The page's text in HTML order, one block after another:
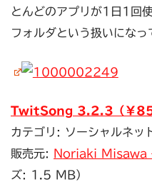
とんどのアプリが1日1回
フォルダという扱いになっ
TwitSong 3.2.3（￥85
カテゴリ: ソーシャルネッ
販売元:
Noriaki Misawa
ズ: 1.5 MB）